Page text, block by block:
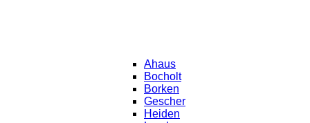
Ahaus
Bocholt
Borken
Gescher
Heiden